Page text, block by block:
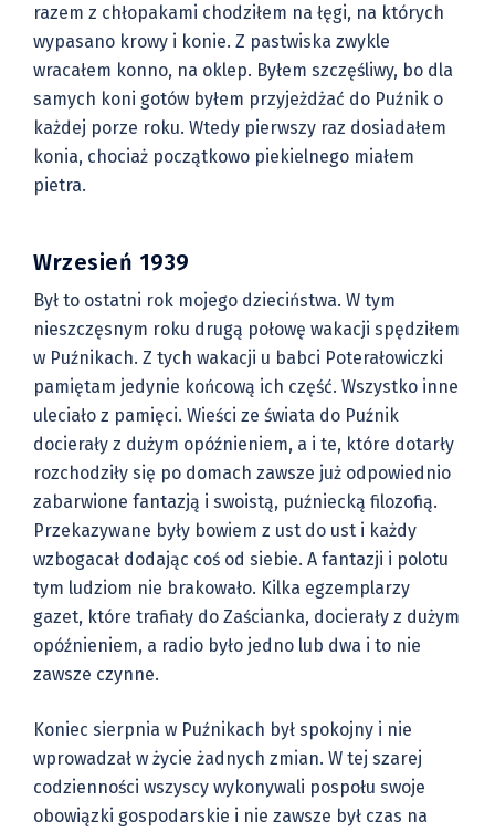
razem z chłopakami chodziłem na łęgi, na których
wypasano krowy i konie. Z pastwiska zwykle
wracałem konno, na oklep. Byłem szczęśliwy, bo dla
samych koni gotów byłem przyjeżdżać do Puźnik o
każdej porze roku. Wtedy pierwszy raz dosiadałem
konia, chociaż początkowo piekielnego miałem
pietra.
Wrzesień 1939
Był to ostatni rok mojego dzieciństwa. W tym
nieszczęsnym roku drugą połowę wakacji spędziłem
w Puźnikach. Z tych wakacji u babci Poterałowiczki
pamiętam jedynie końcową ich część. Wszystko inne
uleciało z pamięci. Wieści ze świata do Puźnik
docierały z dużym opóźnieniem, a i te, które dotarły
rozchodziły się po domach zawsze już odpowiednio
zabarwione fantazją i swoistą, puźniecką filozofią.
Przekazywane były bowiem z ust do ust i każdy
wzbogacał dodając coś od siebie. A fantazji i polotu
tym ludziom nie brakowało. Kilka egzemplarzy
gazet, które trafiały do Zaścianka, docierały z dużym
opóźnieniem, a radio było jedno lub dwa i to nie
zawsze czynne.
Koniec sierpnia w Puźnikach był spokojny i nie
wprowadzał w życie żadnych zmian. W tej szarej
codzienności wszyscy wykonywali pospołu swoje
obowiązki gospodarskie i nie zawsze był czas na